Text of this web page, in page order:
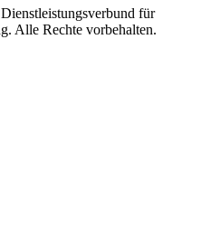
für
Alle Rechte vorbehalten.